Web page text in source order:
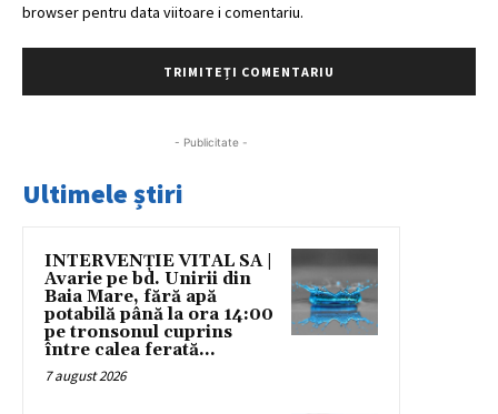
browser pentru data viitoare i comentariu.
- Publicitate -
Ultimele știri
INTERVENȚIE VITAL SA |
Avarie pe bd. Unirii din
Baia Mare, fără apă
potabilă până la ora 14:00
pe tronsonul cuprins
între calea ferată...
7 august 2026